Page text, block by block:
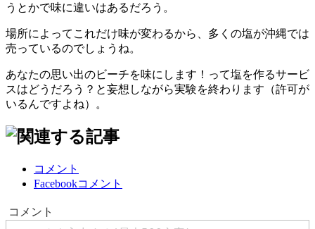
うとかで味に違いはあるだろう。
場所によってこれだけ味が変わるから、多くの塩が沖縄では
売っているのでしょうね。
あなたの思い出のビーチを味にします！って塩を作るサービ
スはどうだろう？と妄想しながら実験を終わります（許可が
いるんですよね）。
コメント
Facebookコメント